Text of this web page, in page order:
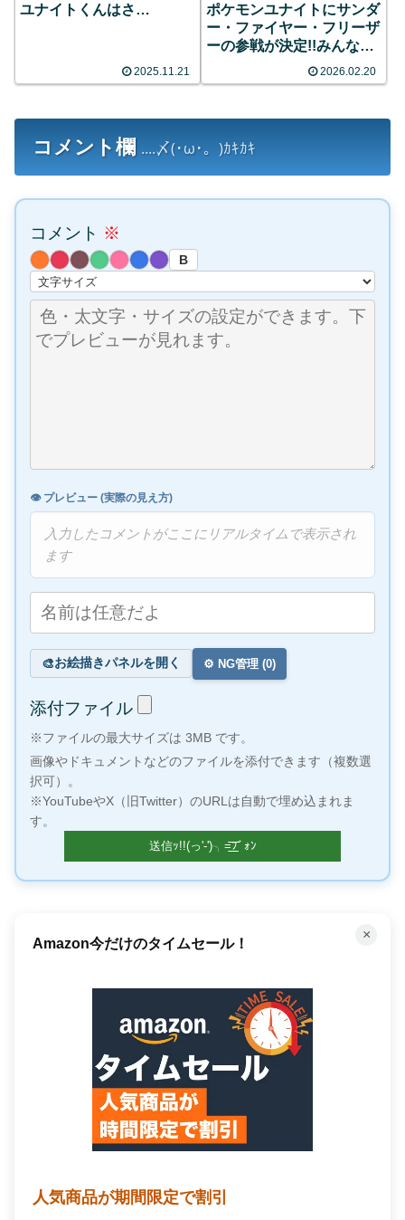
ユナイトくんはさ…
2025.11.21
ポケモンユナイトにサンダ
ー・ファイヤー・フリーザ
ーの参戦が決定!!みんなの
2026.02.20
コメント欄 ....〆(･ω･。)ｶｷｶｷ
コメント ※
B
👁️ プレビュー (実際の見え方)
入力したコメントがここにリアルタイムで表示され
ます
🎨お絵描きパネルを開く ⚙️ NG管理 (0)
添付ファイル
※ファイルの最大サイズは 3MB です。
画像やドキュメントなどのファイルを添付できます（複数選
択可）。
※YouTubeやX（旧Twitter）のURLは自動で埋め込まれま
す。
×
Amazon今だけのタイムセール！
人気商品が期間限定で割引